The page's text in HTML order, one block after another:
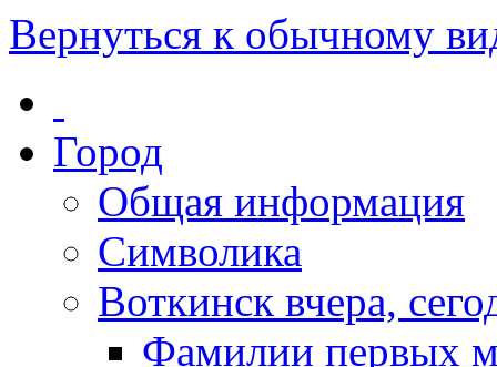
Вернуться к обычному
Город
Общая информация
Символика
Воткинск вчера,
Фамилии первых